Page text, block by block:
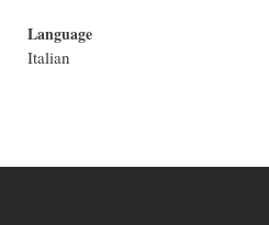
Language
Italian